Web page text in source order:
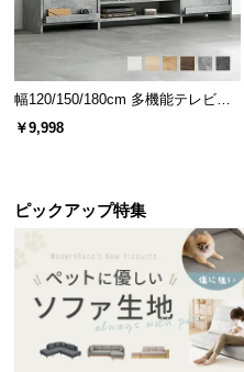
十分な深さのある2列の
などたっぷり収納できます
横幅
幅120/150/180cm 多機能テレビボ
ード 木目/石目調 オープン収納・
引き出し収納付き
￥9,998
ピックアップ特集